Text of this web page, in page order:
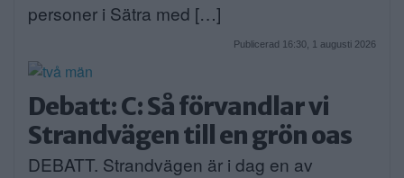
personer i Sätra med […]
Publicerad 16:30, 1 augusti 2026
Debatt: C: Så förvandlar vi
Strandvägen till en grön oas
DEBATT. Strandvägen är i dag en av